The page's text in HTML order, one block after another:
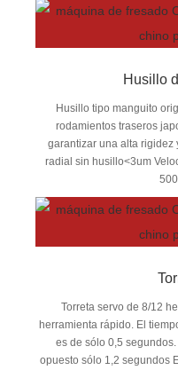
Husillo
Husillo tipo manguito
rodamientos traseros
garantizar una alta rigidez
radial sin husillo<3um
Torreta servo de 8/12
herramienta rápido. El
es de sólo 0,5
opuesto sólo 1,2 segundos